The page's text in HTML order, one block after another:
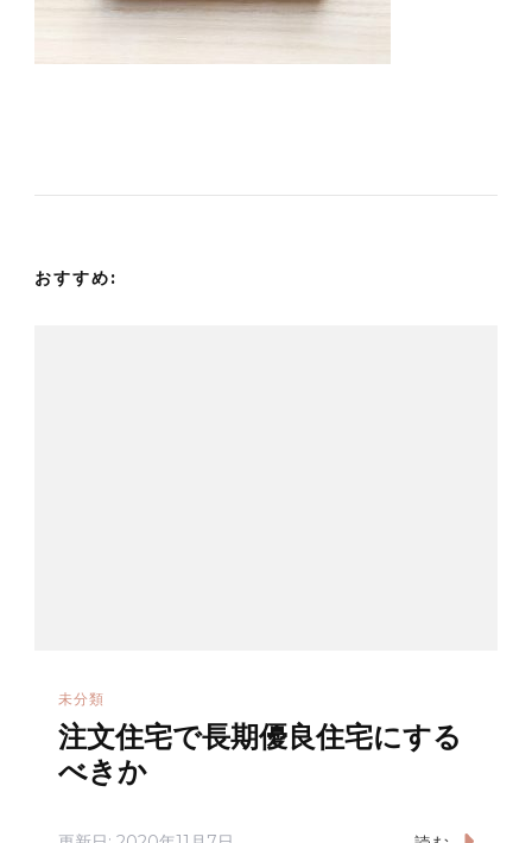
おすすめ:
未分類
注文住宅で長期優良住宅にする
べきか